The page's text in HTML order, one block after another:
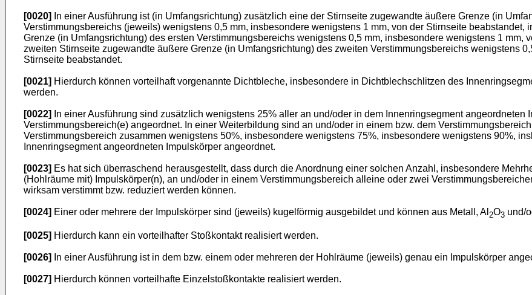
[0020]
In einer Ausführung ist (in Umfangsrichtung) zusätzlich eine der Stirnseite zugewandte äußere Grenze (in
Verstimmungsbereichs (jeweils) wenigstens 0,5 mm, insbesondere wenigstens 1 mm, von der Stirnseite
Grenze (in Umfangsrichtung) des ersten Verstimmungsbereichs wenigstens 0,5 mm, insbesondere wenigstens 1 mm,
zweiten Stirnseite zugewandte äußere Grenze (in Umfangsrichtung) des zweiten Verstimmungsbereichs wenigstens
Stirnseite beabstandet.
[0021] Hierdurch können vorteilhaft vorgenannte Dichtbleche, insbesondere in Dichtblechschlitzen des
werden.
[0022]
In einer Ausführung sind zusätzlich wenigstens 25% aller an und/oder in dem Innenringsegment angeordneten
Verstimmungsbereich(e) angeordnet. In einer Weiterbildung sind an und/oder in einem bzw. dem
Verstimmungsbereich zusammen wenigstens 50%, insbesondere wenigstens 75%, insbesondere wenigstens 90%,
Innenringsegment angeordneten Impulskörper angeordnet.
[0023] Es hat sich überraschend herausgestellt, dass durch die Anordnung einer solchen Anzahl, insbesondere
(Hohlräume mit) Impulskörper(n), an und/oder in einem Verstimmungsbereich alleine oder zwei
wirksam verstimmt bzw. reduziert werden können.
[0024] Einer oder mehrere der Impulskörper sind (jeweils) kugelförmig ausgebildet und können aus Metall, Al 2O3 und/
[0025] Hierdurch kann ein vorteilhafter Stoßkontakt realisiert werden.
[0026] In einer Ausführung ist in dem bzw. einem oder mehreren der Hohlräume (jeweils) genau ein Impulskörper
[0027] Hierdurch können vorteilhafte Einzelstoßkontakte realisiert werden.